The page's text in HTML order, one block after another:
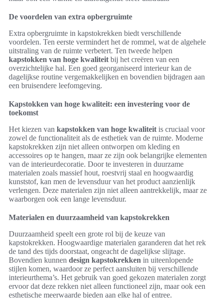
De voordelen van extra opbergruimte
Extra opbergruimte in kapstokrekken biedt verschillende
voordelen. Ten eerste vermindert het de rommel, wat de algehele
uitstraling van de ruimte verbetert. Ten tweede helpen
kapstokken van hoge kwaliteit bij het creëren van een
overzichtelijke hal. Een goed georganiseerd interieur kan de
dagelijkse routine vergemakkelijken en bovendien bijdragen aan
een bruisendere leefomgeving.
Kapstokken van hoge kwaliteit: een investering voor de
toekomst
Het kiezen van kapstokken van hoge kwaliteit is cruciaal voor
zowel de functionaliteit als de esthetiek van de ruimte. Moderne
kapstokrekken zijn niet alleen ontworpen om kleding en
accessoires op te hangen, maar ze zijn ook belangrijke elementen
van de interieurdecoratie. Door te investeren in duurzame
materialen zoals massief hout, roestvrij staal en hoogwaardig
kunststof, kan men de levensduur van het product aanzienlijk
verlengen. Deze materialen zijn niet alleen aantrekkelijk, maar ze
waarborgen ook een lange levensduur.
Materialen en duurzaamheid van kapstokrekken
Duurzaamheid speelt een grote rol bij de keuze van
kapstokrekken. Hoogwaardige materialen garanderen dat het rek
de tand des tijds doorstaat, ongeacht de dagelijkse slijtage.
Bovendien kunnen design kapstokrekken in uiteenlopende
stijlen komen, waardoor ze perfect aansluiten bij verschillende
interieurthema’s. Het gebruik van goed gekozen materialen zorgt
ervoor dat deze rekken niet alleen functioneel zijn, maar ook een
esthetische meerwaarde bieden aan elke hal of entree.